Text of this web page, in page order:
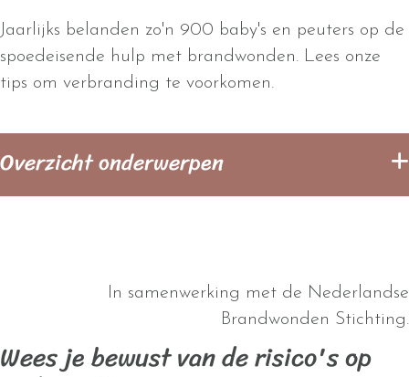
Jaarlijks belanden zo'n 900 baby's en peuters op de
spoedeisende hulp met brandwonden. Lees onze
tips om verbranding te voorkomen.
In samenwerking met de Nederlandse
Brandwonden Stichting.
Wees je bewust van de risico's op
Overzicht onderwerpen